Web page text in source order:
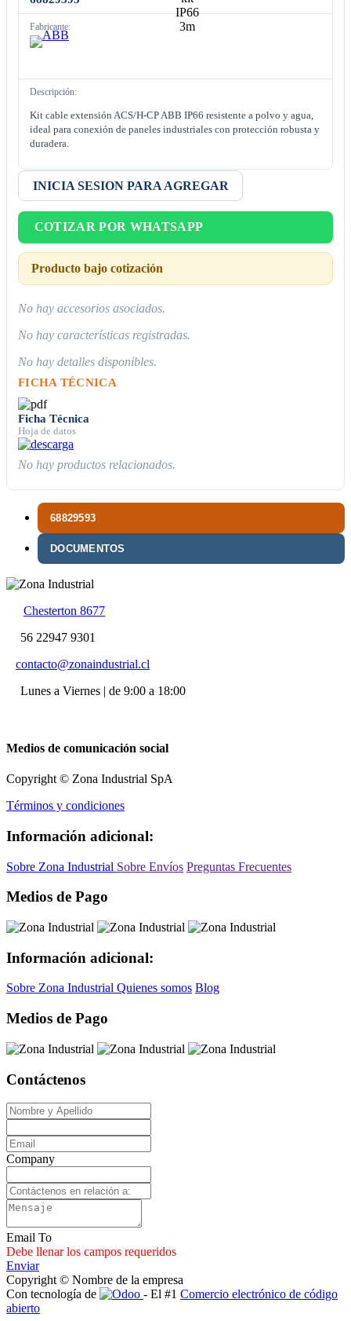
68829593
DOCUMENTOS
Fabricante:
Descripción:
Kit cable extensión ACS/H-CP ABB IP66 resistente a polvo y agua,
ideal para conexión de paneles industriales con protección robusta y
duradera.
INICIA SESION PARA AGREGAR
COTIZAR POR WHATSAPP
Producto bajo cotización
No hay accesorios asociados.
No hay características registradas.
No hay detalles disponibles.
FICHA TÉCNICA
Ficha Técnica
Hoja de datos
No hay productos relacionados.
Chesterton 8677
56 22947 9301
contacto@zonaindustrial.cl
Lunes a Viernes | de 9:00 a 18:00
Medios de comunicación social
Copyright © Zona Industrial SpA
Términos y condiciones
Información adicional:
Sobre Zona Industrial Sobre Envíos Preguntas Frecuentes
Medios de Pago
Información adicional:
Sobre Zona Industrial Quienes somos Blog
Medios de Pago
Contáctenos
Company
Email To
Debe llenar los campos requeridos
Enviar
Copyright © Nombre de la empresa
Con tecnología de
- El #1 Comercio electrónico de código
abierto